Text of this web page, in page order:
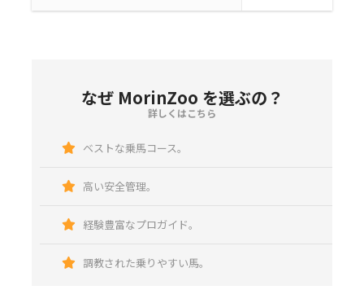
なぜ MorinZoo を選ぶの？
詳しくはこちら
ベストな乗馬コース。
高い安全管理。
経験豊富なプロガイド。
調教された乗りやすい馬。